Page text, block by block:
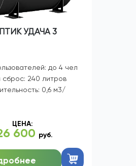
УДАЧА 3
до 4 чел
сброс: 240 литров
0,6 м3/
ЦЕНА:
600 руб.